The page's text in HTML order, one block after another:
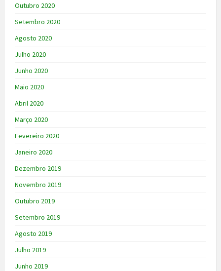
Outubro 2020
Setembro 2020
Agosto 2020
Julho 2020
Junho 2020
Maio 2020
Abril 2020
Março 2020
Fevereiro 2020
Janeiro 2020
Dezembro 2019
Novembro 2019
Outubro 2019
Setembro 2019
Agosto 2019
Julho 2019
Junho 2019